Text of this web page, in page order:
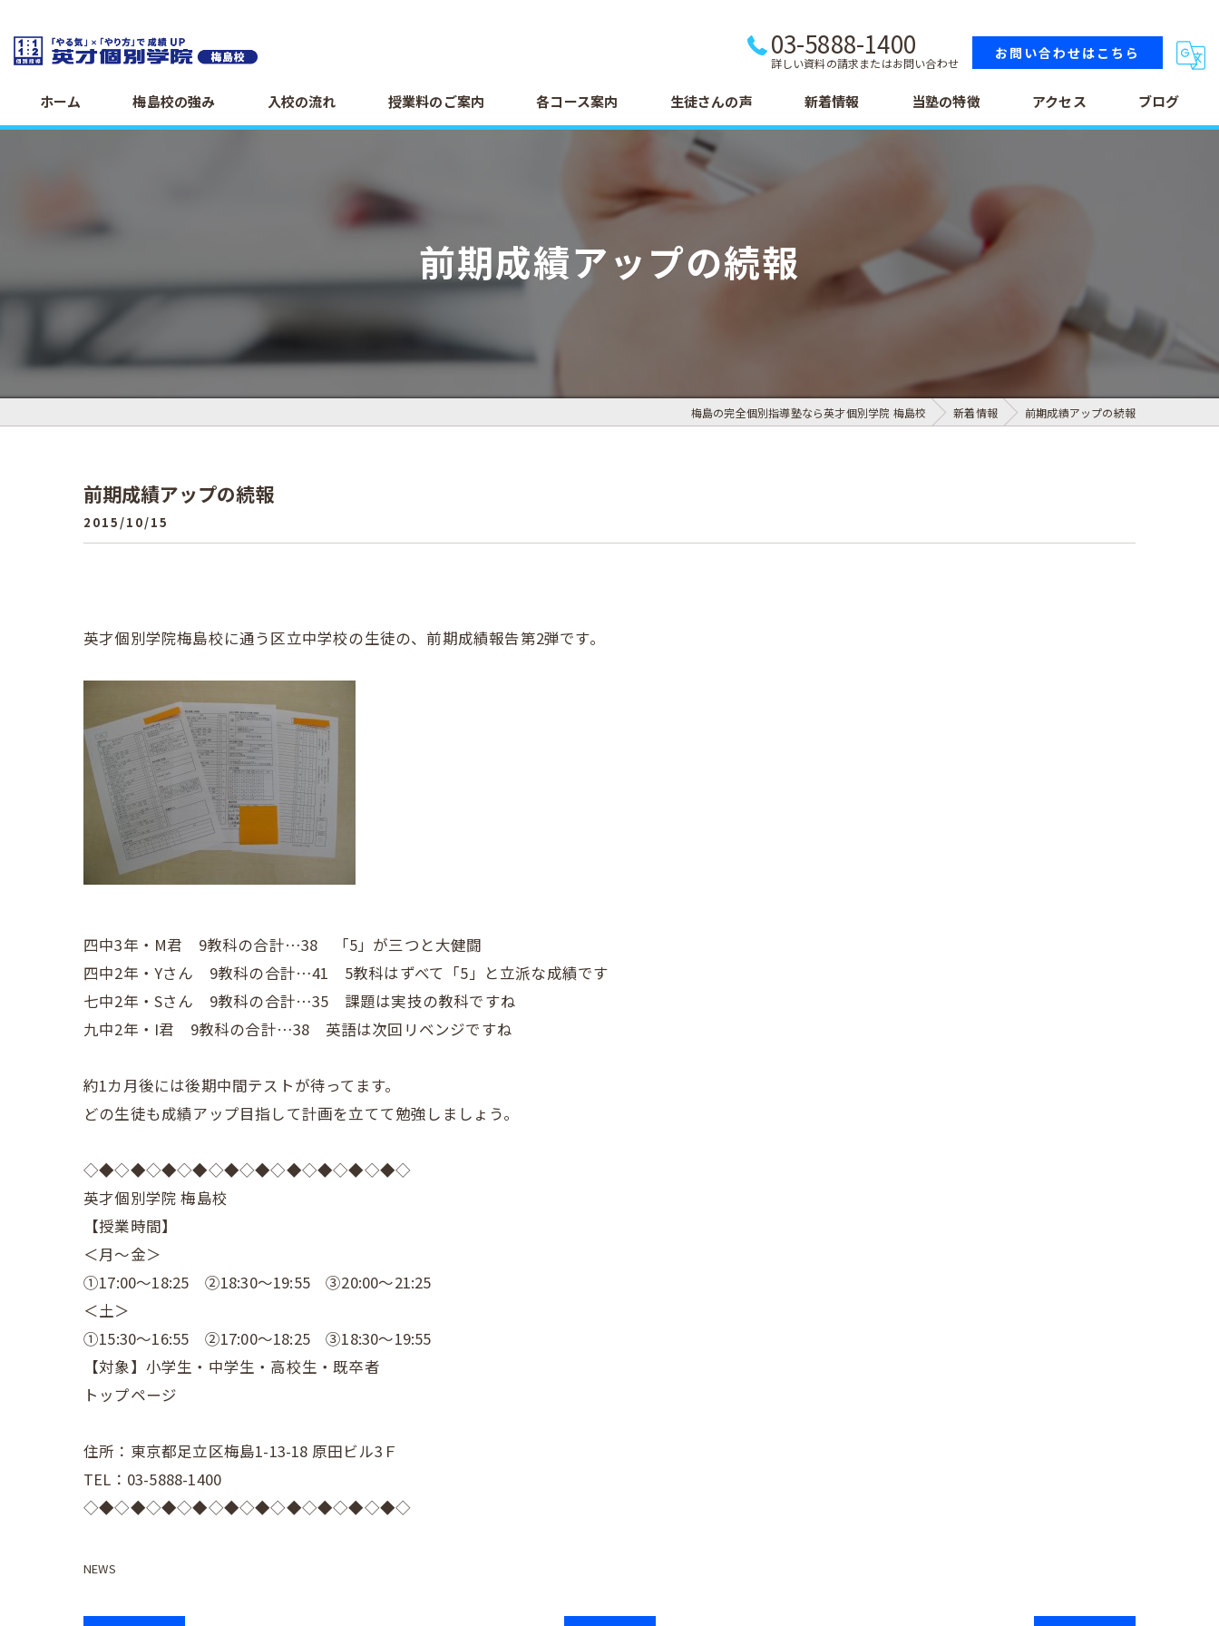
03-5888-1400
詳しい資料の請求またはお問い合わせ
お問い合わせはこちら
ホーム 梅島校の強み 入校の流れ 授業料のご案内 各コース案内 生徒さんの声 新着情報 当塾の特徴
高校生
テスト
アクセス ブログ
前期成績アップの続報
梅島の完全個別指導塾なら英才個別学院 梅島校 新着情報 前期成績アップの続報
前期成績アップの続報
2015/10/15
英才個別学院梅島校に通う区立中学校の生徒の、前期成績報告第2弾です。
四中3年・M君 9教科の合計…38 「5」が三つと大健闘
四中2年・Yさん 9教科の合計…41 5教科はずべて「5」と立派な成績です
七中2年・Sさん 9教科の合計…35 課題は実技の教科ですね
九中2年・I君 9教科の合計…38 英語は次回リベンジですね
約1カ月後には後期中間テストが待ってます。
どの生徒も成績アップ目指して計画を立てて勉強しましょう。
◇◆◇◆◇◆◇◆◇◆◇◆◇◆◇◆◇◆◇◆◇
英才個別学院 梅島校
【授業時間】
＜月～金＞
①17:00～18:25 ②18:30～19:55 ③20:00～21:25
＜土＞
①15:30～16:55 ②17:00～18:25 ③18:30～19:55
【対象】小学生・中学生・高校生・既卒者
トップページ
住所：東京都足立区梅島1-13-18 原田ビル3Ｆ
TEL：03-5888-1400
◇◆◇◆◇◆◇◆◇◆◇◆◇◆◇◆◇◆◇◆◇
NEWS